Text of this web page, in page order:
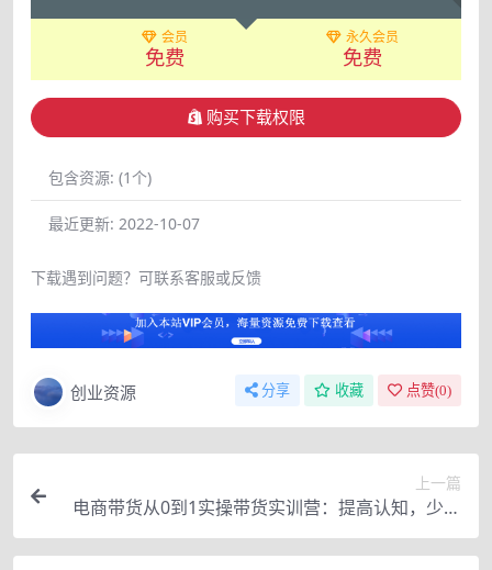
会员
免费
永久会员
免费
购买下载权限
包含资源: (1个)
最近更新: 2022-10-07
下载遇到问题？可联系客服或反馈
创业资源 分享 收藏 点赞(0)
上一篇
电商带货从0到1实操带货实训营：提高认知，少走
弯路，做一个专业带货主播